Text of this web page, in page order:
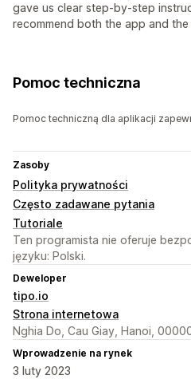
gave us clear step-by-step
recommend both the app and
Pomoc techniczna
Pomoc techniczną dla aplikacji
Zasoby
Polityka prywatności
Często zadawane pytania
Tutoriale
Ten programista nie oferuje
języku: Polski.
Deweloper
tipo.io
Strona internetowa
Nghia Do, Cau Giay, Hanoi,
Wprowadzenie na rynek
3 luty 2023